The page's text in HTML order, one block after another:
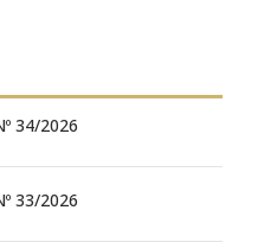
34/2026
33/2026